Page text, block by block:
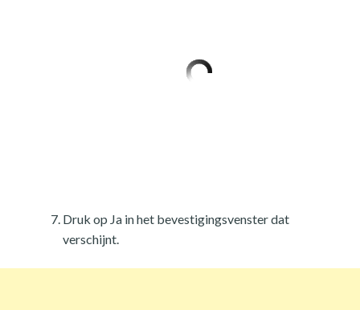
Druk op Ja in het bevestigingsvenster dat
verschijnt.